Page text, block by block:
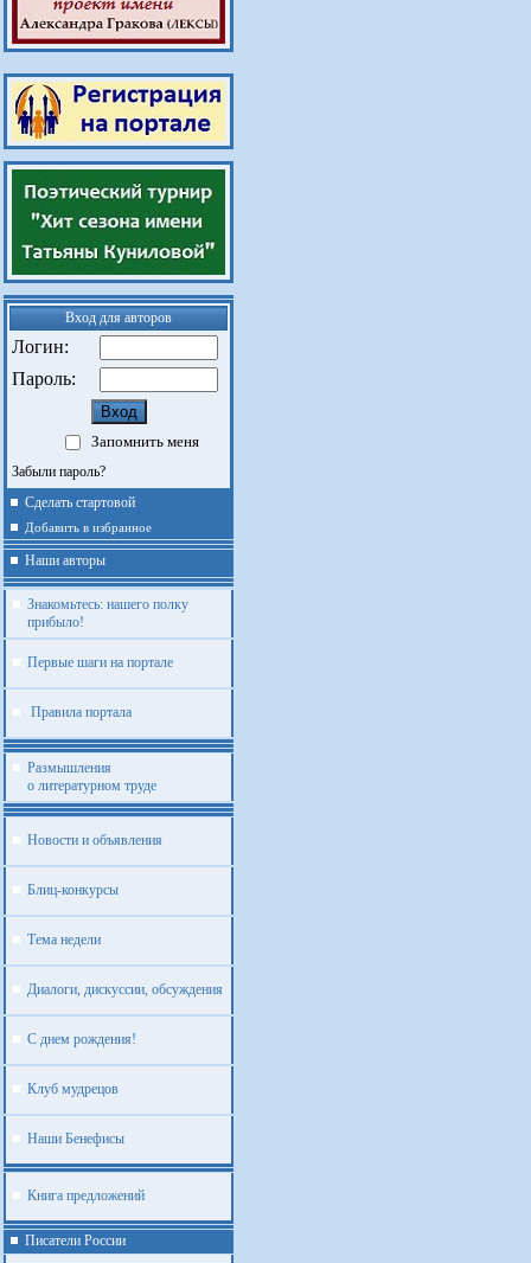
Вход для авторов
Логин:
Пароль:
Запомнить меня
Забыли пароль?
Сделать стартовой
Добавить в избранное
Наши авторы
Знакомьтесь: нашего полку
прибыло!
Первые шаги на портале
Правила портала
Размышления
о литературном труде
Новости и объявления
Блиц-конкурсы
Тема недели
Диалоги, дискуссии, обсуждения
С днем рождения!
Клуб мудрецов
Наши Бенефисы
Книга предложений
Писатели России